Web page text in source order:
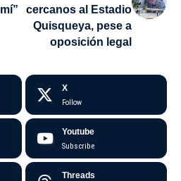
cercanos al Estadio
Quisqueya, pese a
oposición legal
X
Follow
Youtube
Subscribe
Threads